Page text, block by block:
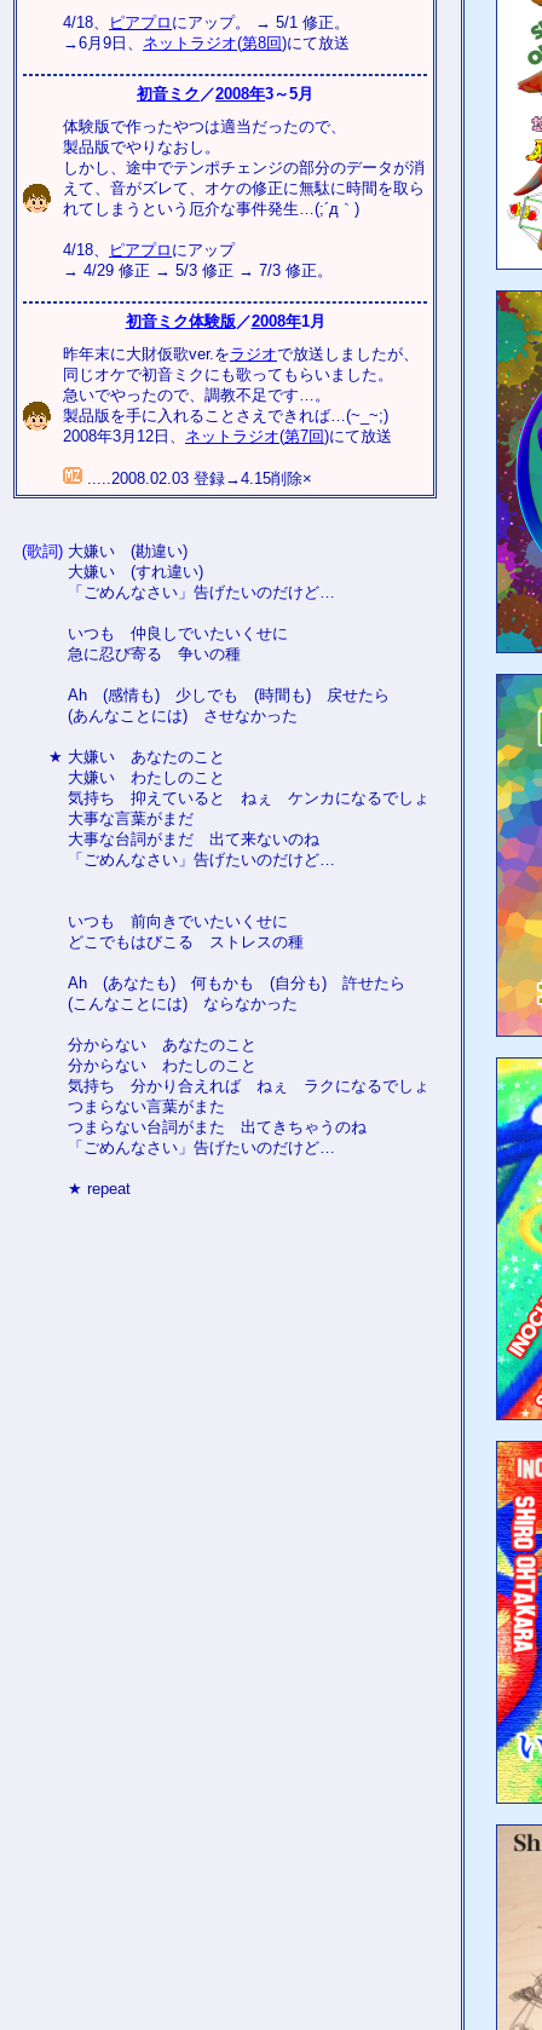
4/18、 ピアプロ にアップ。 → 5/1 修正。
→6月9日、 ネットラジオ(第8回)にて放送
初音ミク ／2008年3～5月
体験版で作ったやつは適当だったので、
製品版でやりなおし。
しかし、途中でテンポチェンジの部分のデータが消
えて、音がズレて、オケの修正に無駄に時間を取ら
れてしまうという厄介な事件発生…(;´д｀)
4/18、 ピアプロ にアップ
→ 4/29 修正 → 5/3 修正 → 7/3 修正。
初音ミク体験版／2008年1月
昨年末に大財仮歌ver.をラジオで放送しましたが、
同じオケで初音ミクにも歌ってもらいました。
急いでやったので、調教不足です…。
製品版を手に入れることさえできれば…(~_~;)
2008年3月12日、 ネットラジオ(第7回)にて放送
.....2008.02.03 登録→4.15削除×
(歌詞)
★
大嫌い (勘違い)
大嫌い (すれ違い)
「ごめんなさい」告げたいのだけど…
いつも 仲良しでいたいくせに
急に忍び寄る 争いの種
Ah (感情も) 少しでも (時間も) 戻せたら
(あんなことには) させなかった
大嫌い あなたのこと
大嫌い わたしのこと
気持ち 抑えていると ねぇ ケンカになるでしょ
大事な言葉がまだ
大事な台詞がまだ 出て来ないのね
「ごめんなさい」告げたいのだけど…
いつも 前向きでいたいくせに
どこでもはびこる ストレスの種
Ah (あなたも) 何もかも (自分も) 許せたら
(こんなことには) ならなかった
分からない あなたのこと
分からない わたしのこと
気持ち 分かり合えれば ねぇ ラクになるでしょ
つまらない言葉がまた
つまらない台詞がまた 出てきちゃうのね
「ごめんなさい」告げたいのだけど…
★ repeat